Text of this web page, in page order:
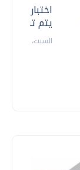
اختبارات
يتم
السبت، 18 يوليو 2026 09:22 ص